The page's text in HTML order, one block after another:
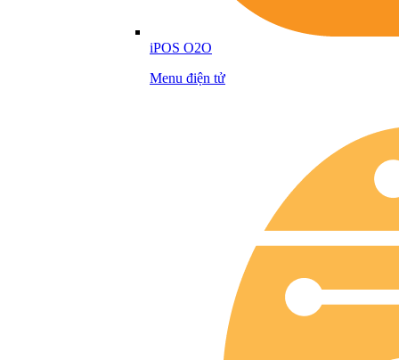
iPOS O2O
Menu điện tử